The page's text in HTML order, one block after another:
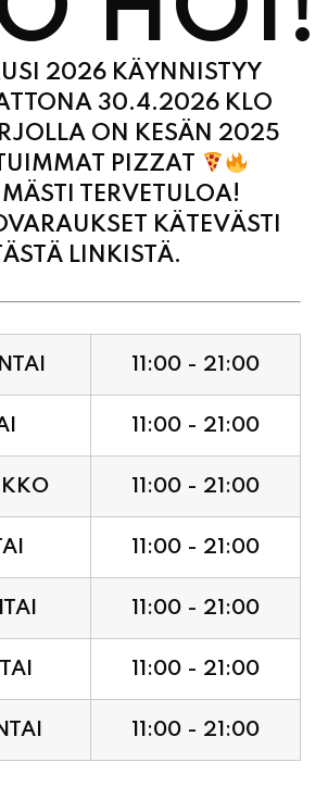
30.4.2026 KLO
ON KESÄN 2025
PIZZAT
TERVETULOA!
KÄTEVÄSTI
LINKISTÄ.
11:00 - 21:00
11:00 - 21:00
11:00 - 21:00
11:00 - 21:00
11:00 - 21:00
11:00 - 21:00